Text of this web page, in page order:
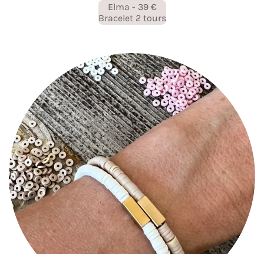
Elma - 39 €
Bracelet 2 tours